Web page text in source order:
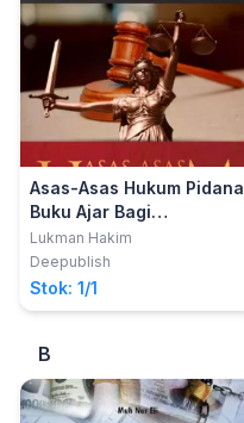
Asas-Asas Hukum Pidana
Buku Ajar Bagi
Mahasiswa
Lukman Hakim
Deepublish
Stok: 1/1
B